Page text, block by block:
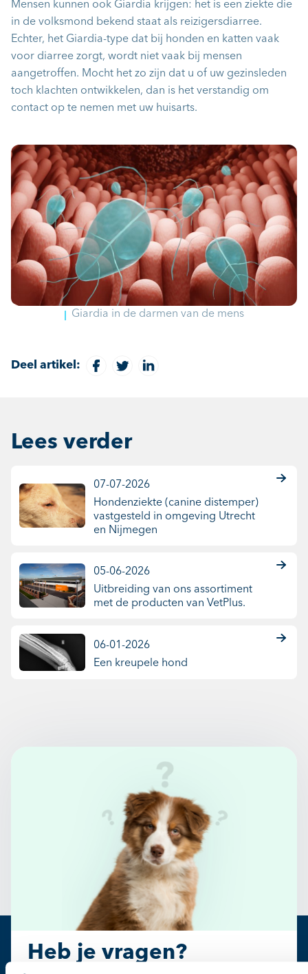
Mensen kunnen ook Giardia krijgen: het is een ziekte die
in de volksmond bekend staat als reizigersdiarree.
Echter, het Giardia-type dat bij honden en katten vaak
voor diarree zorgt, wordt niet vaak bij mensen
aangetroffen. Mocht het zo zijn dat u of uw gezinsleden
toch klachten ontwikkelen, dan is het verstandig om
contact op te nemen met uw huisarts.
Giardia in de darmen van de mens
Deel artikel:
Lees verder
07-07-2026
Hondenziekte (canine distemper)
vastgesteld in omgeving Utrecht
en Nijmegen
05-06-2026
Uitbreiding van ons assortiment
met de producten van VetPlus.
06-01-2026
Een kreupele hond
Heb je vragen?